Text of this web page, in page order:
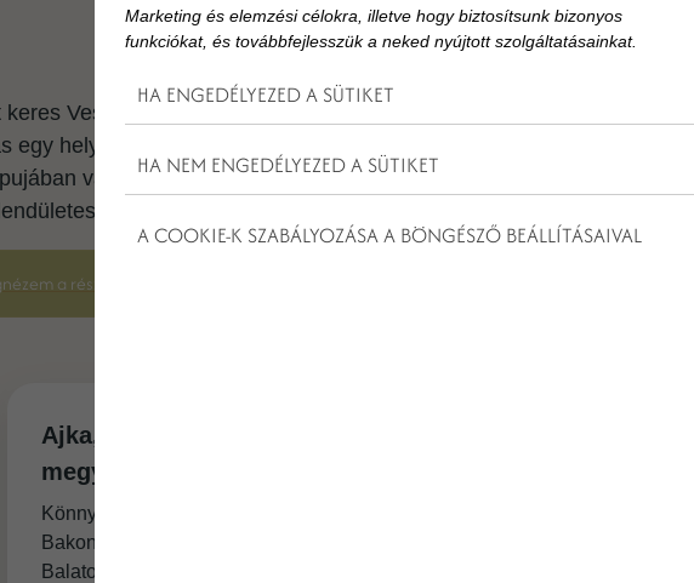
Veszprém megyében, ahol a munka, a közös élmény, a
egy helyen találkozik, hotelünk, a Kristály Hotel Ajka jó választás
várjuk azokat a cégeket, amelyek nem sablonos céges
és emlékezetes csapatépítőt szeretnének.
a részleteket
Ajka, Veszprém
megye
Könnyen elérhető helyszín a
Bakony, a Somló és a
Balaton-felvidék közelében.
Marketing és elemzési célokra, illetve hogy biztosítsunk bizonyos
funkciókat, és továbbfejlesszük a neked nyújtott szolgáltatásainkat.
HA ENGEDÉLYEZED A SÜTIKET
HA NEM ENGEDÉLYEZED A SÜTIKET
A COOKIE-K SZABÁLYOZÁSA A BÖNGÉSZŐ BEÁLLÍTÁSAIVAL